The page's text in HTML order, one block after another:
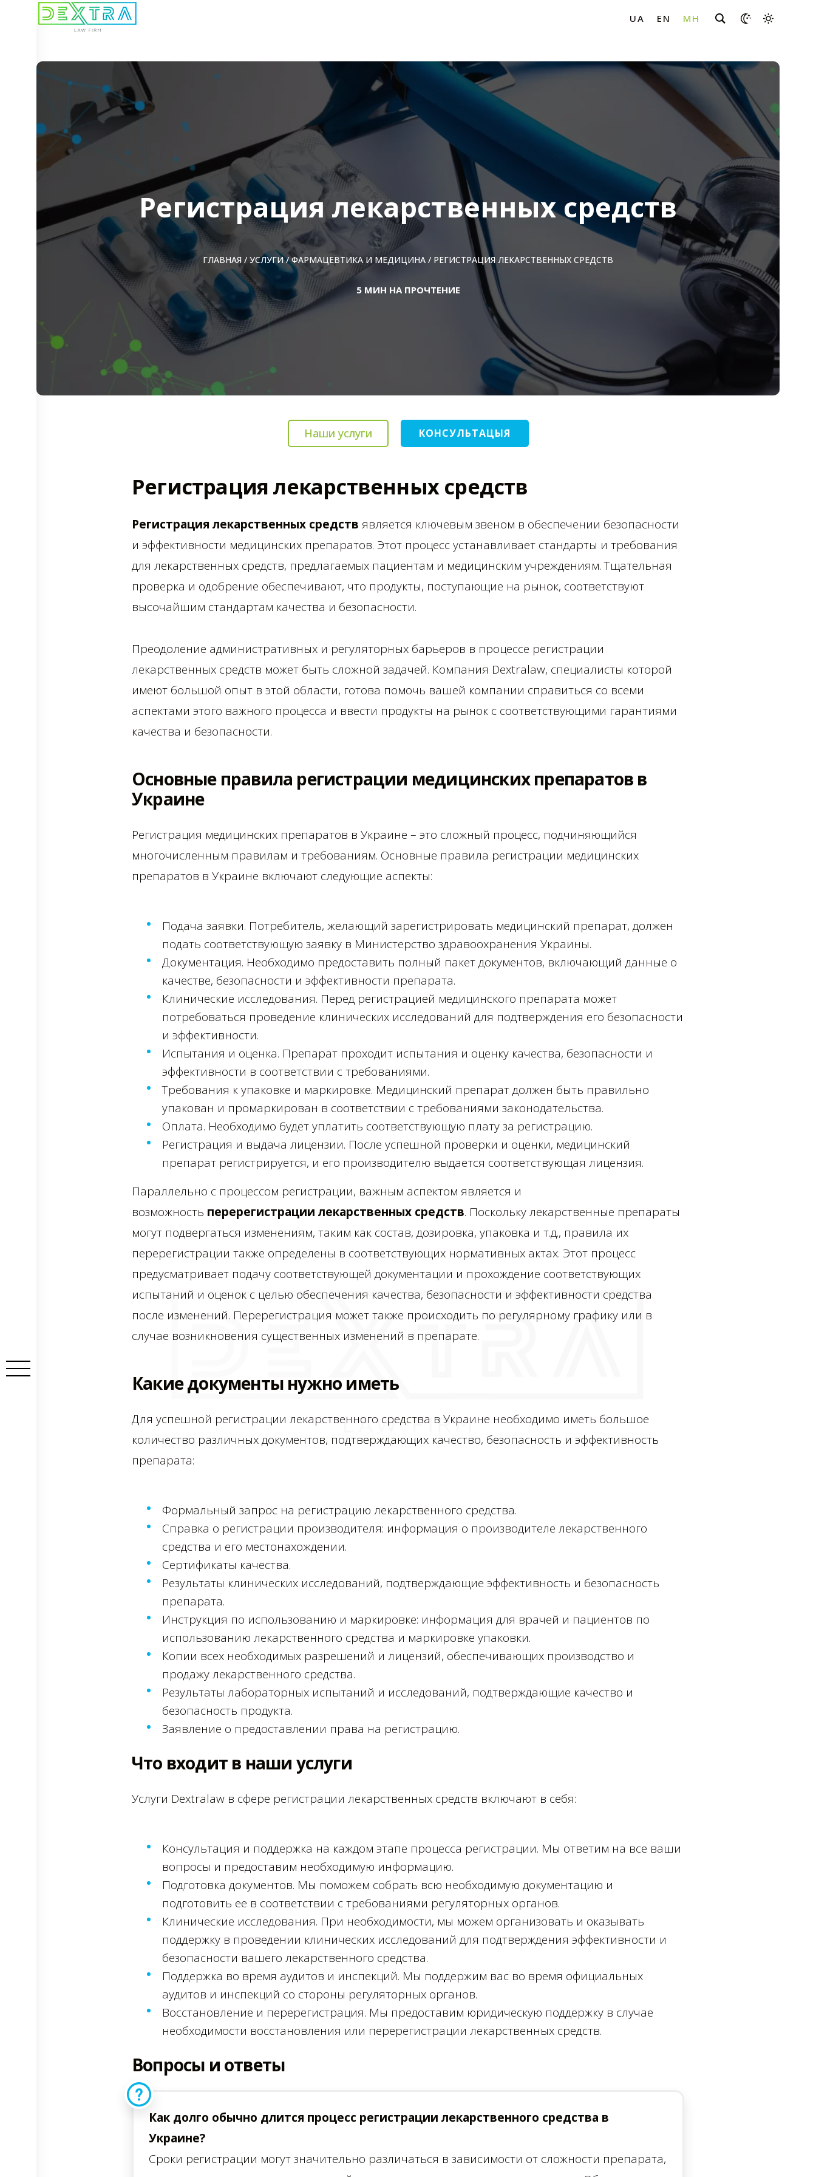
Регистрация лекарственных средств
ГЛАВНАЯ / УСЛУГИ/ФАРМАЦЕВТИКА И МЕДИЦИНА / РЕГИСТРАЦИЯ ЛЕКАРСТВЕННЫХ СРЕДСТВ
5 МИН НА ПРОЧТЕНИЕ
Наши услуги КОНСУЛЬТАЦЫЯ
Регистрация лекарственных средств
Регистрация лекарственных средств является ключевым звеном в обеспечении безопасности
и эффективности медицинских препаратов. Этот процесс устанавливает стандарты и требования
для лекарственных средств, предлагаемых пациентам и медицинским учреждениям. Тщательная
проверка и одобрение обеспечивают, что продукты, поступающие на рынок, соответствуют
высочайшим стандартам качества и безопасности.
Преодоление административных и регуляторных барьеров в процессе регистрации
лекарственных средств может быть сложной задачей. Компания Dextralaw, специалисты которой
имеют большой опыт в этой области, готова помочь вашей компании справиться со всеми
аспектами этого важного процесса и ввести продукты на рынок с соответствующими гарантиями
качества и безопасности.
Основные правила регистрации медицинских препаратов в
Украине
Регистрация медицинских препаратов в Украине – это сложный процесс, подчиняющийся
многочисленным правилам и требованиям. Основные правила регистрации медицинских
препаратов в Украине включают следующие аспекты:
Подача заявки. Потребитель, желающий зарегистрировать медицинский препарат, должен
подать соответствующую заявку в Министерство здравоохранения Украины.
Документация. Необходимо предоставить полный пакет документов, включающий данные о
качестве, безопасности и эффективности препарата.
Клинические исследования. Перед регистрацией медицинского препарата может
потребоваться проведение клинических исследований для подтверждения его безопасности
и эффективности.
Испытания и оценка. Препарат проходит испытания и оценку качества, безопасности и
эффективности в соответствии с требованиями.
Требования к упаковке и маркировке. Медицинский препарат должен быть правильно
упакован и промаркирован в соответствии с требованиями законодательства.
Оплата. Необходимо будет уплатить соответствующую плату за регистрацию.
Регистрация и выдача лицензии. После успешной проверки и оценки, медицинский
препарат регистрируется, и его производителю выдается соответствующая лицензия.
Параллельно с процессом регистрации, важным аспектом является и
возможность перерегистрации лекарственных средств. Поскольку лекарственные препараты
могут подвергаться изменениям, таким как состав, дозировка, упаковка и т.д., правила их
перерегистрации также определены в соответствующих нормативных актах. Этот процесс
предусматривает подачу соответствующей документации и прохождение соответствующих
испытаний и оценок с целью обеспечения качества, безопасности и эффективности средства
после изменений. Перерегистрация может также происходить по регулярному графику или в
случае возникновения существенных изменений в препарате.
Какие документы нужно иметь
Для успешной регистрации лекарственного средства в Украине необходимо иметь большое
количество различных документов, подтверждающих качество, безопасность и эффективность
препарата:
Формальный запрос на регистрацию лекарственного средства.
Справка о регистрации производителя: информация о производителе лекарственного
средства и его местонахождении.
Сертификаты качества.
Результаты клинических исследований, подтверждающие эффективность и безопасность
препарата.
Инструкция по использованию и маркировке: информация для врачей и пациентов по
использованию лекарственного средства и маркировке упаковки.
Копии всех необходимых разрешений и лицензий, обеспечивающих производство и
продажу лекарственного средства.
Результаты лабораторных испытаний и исследований, подтверждающие качество и
безопасность продукта.
Заявление о предоставлении права на регистрацию.
Что входит в наши услуги
Услуги Dextralaw в сфере регистрации лекарственных средств включают в себя:
Консультация и поддержка на каждом этапе процесса регистрации. Мы ответим на все ваши
вопросы и предоставим необходимую информацию.
Подготовка документов. Мы поможем собрать всю необходимую документацию и
подготовить ее в соответствии с требованиями регуляторных органов.
Клинические исследования. При необходимости, мы можем организовать и оказывать
поддержку в проведении клинических исследований для подтверждения эффективности и
безопасности вашего лекарственного средства.
Поддержка во время аудитов и инспекций. Мы поддержим вас во время официальных
аудитов и инспекций со стороны регуляторных органов.
Восстановление и перерегистрация. Мы предоставим юридическую поддержку в случае
необходимости восстановления или перерегистрации лекарственных средств.
Вопросы и ответы
Как долго обычно длится процесс регистрации лекарственного средства в
Украине?
Сроки регистрации могут значительно различаться в зависимости от сложности препарата,